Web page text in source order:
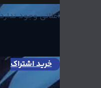
اعلانی وجود ندارد
خرید اشتراک